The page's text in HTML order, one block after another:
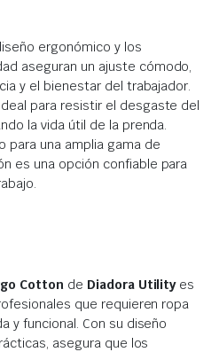
ergonómico y los
aseguran un ajuste cómodo,
y el bienestar del trabajador.
para resistir el desgaste del
la vida útil de la prenda.
para una amplia gama de
es una opción confiable para
Cottonde Diadora Utilityes
que requieren ropa
y funcional. Con su diseño
asegura que los